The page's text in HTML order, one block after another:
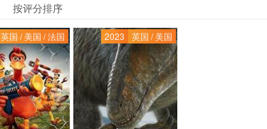
按评分排序
英国 / 美国 / 法国 2023 英国 / 美国